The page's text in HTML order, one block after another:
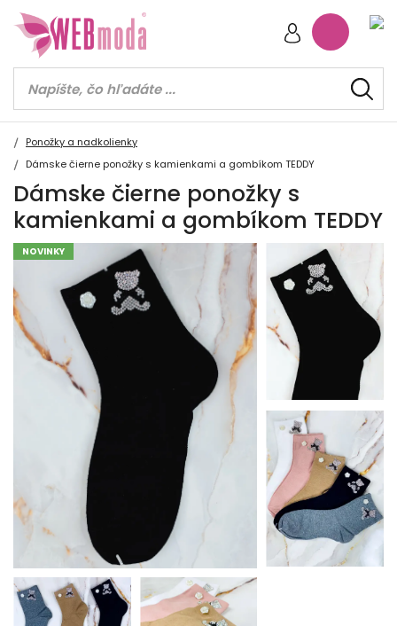
Ponožky a nadkolienky
Dámske čierne ponožky s kamienkami a gombíkom TEDDY
Dámske čierne ponožky s
kamienkami a gombíkom TEDDY
NOVINKY